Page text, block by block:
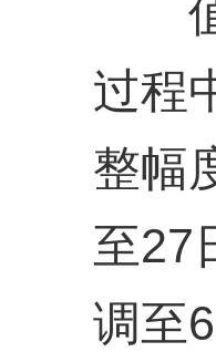
值
过程
整幅
至27
调至